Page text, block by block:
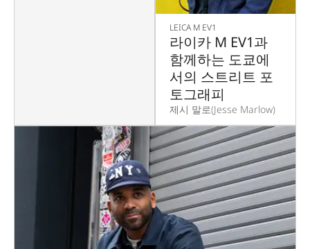
LEICA M EV1
라이카 M EV1과
함께하는 도쿄에
서의 스트리트 포
토그래피
제시 말로(Jesse Marlow)